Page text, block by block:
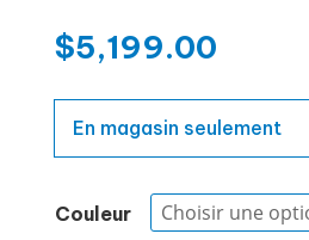
$5,199.00
En magasin seulement
Couleur